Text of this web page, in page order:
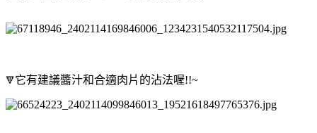
🔻它有建議醬汁和合適肉片的沾法喔!!~